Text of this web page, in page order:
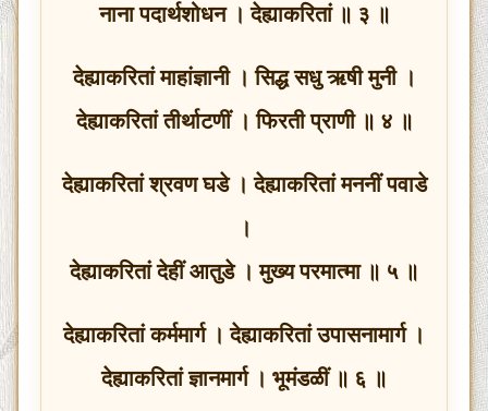
नाना पदार्थशोधन । देह्याकरितां ॥ ३ ॥
देह्याकरितां माहांज्ञानी । सिद्ध सधु ऋषी मुनी ।
देह्याकरितां तीर्थाटणीं । फिरती प्राणी ॥ ४ ॥
देह्याकरितां श्रवण घडे । देह्याकरितां मननीं पवाडे
।
देह्याकरितां देहीं आतुडे । मुख्य परमात्मा ॥ ५ ॥
देह्याकरितां कर्ममार्ग । देह्याकरितां उपासनामार्ग ।
देह्याकरितां ज्ञानमार्ग । भूमंडळीं ॥ ६ ॥